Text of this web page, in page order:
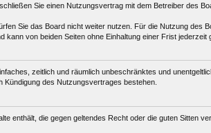
Sie einen Nutzungsvertrag mit dem Betreiber des
Sie das Board nicht weiter nutzen. Für die Nutzung des
von beiden Seiten ohne Einhaltung einer Frist jederzeit
zeitlich und räumlich unbeschränktes und
des Nutzungsvertrages bestehen.
enthält, die gegen geltendes Recht oder die guten Sitten